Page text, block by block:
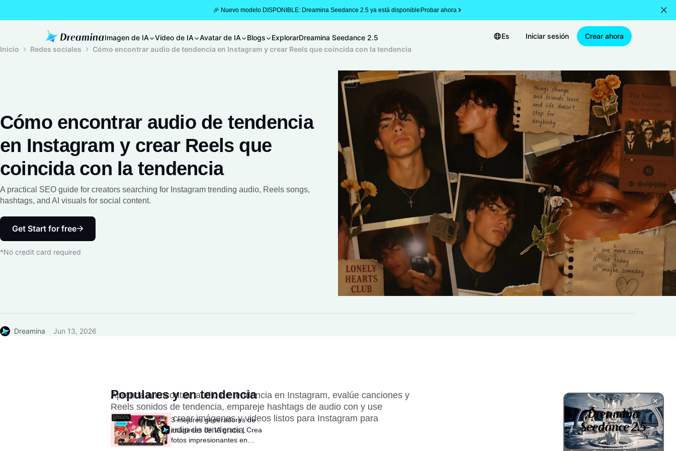
🎉 Nuevo modelo DISPONIBLE: Dreamina Seedance 2.5 ya está disponible Probar ahora
Imagen de IA Video de IA Avatar de IA Blogs ExplorarDreamina Seedance 2.5 Es Iniciar sesión
Crear ahora
Inicio
Redes sociales Cómo encontrar audio de tendencia en Instagram y crear Reels que coincida con la tendencia
Cómo encontrar audio de tendencia
en Instagram y crear Reels que
coincida con la tendencia
A practical SEO guide for creators searching for Instagram trending audio, Reels songs,
hashtags, and AI visuals for social content.
Get Start for free
*No credit card required
Dreamina Jun 13, 2026
Aprenda a encontrar audio de tendencia en Instagram, evalúe canciones y
Reels sonidos de tendencia, empareje hashtags de audio con y use
Dreamina para crear imágenes y videos listos para Instagram para
conceptos de audio de tendencia.
Populares y en tendencia
3 mejores generadores de
imágenes de IA gratis | Crea
fotos impresionantes en